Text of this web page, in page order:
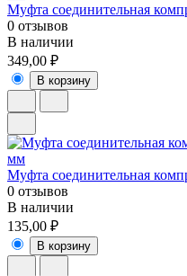
Муфта соединительная
0 отзывов
В наличии
349,00 ₽
В корзину
Муфта соединительная
0 отзывов
В наличии
135,00 ₽
В корзину